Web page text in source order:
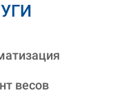
весов